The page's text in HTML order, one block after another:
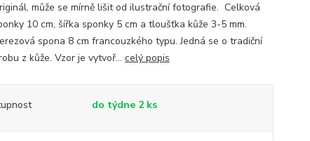
může se mírně lišit od ilustrační fotografie. Celková
10 cm, šířka sponky 5 cm a tloušťka kůže 3-5 mm.
spona 8 cm francouzkého typu. Jedná se o tradiční
z kůže. Vzor je vytvoř... celý popis
do týdne 2 ks